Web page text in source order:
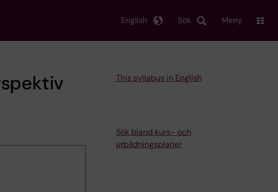
Sök
English Meny
This syllabus in English
Sök bland kurs- och
utbildningsplaner